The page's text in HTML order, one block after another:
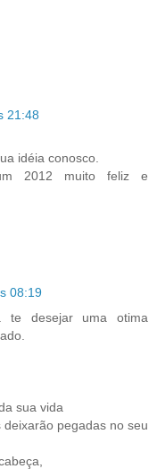
21:48
idéia conosco.
2012 muito feliz e
08:19
te desejar uma otima
sua vida
pegadas no seu